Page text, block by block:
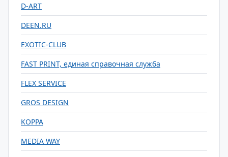
D-ART
DEEN.RU
EXOTIC-CLUB
FAST PRINT, единая справочная служба
FLEX SERVICE
GROS DESIGN
KOPPA
MEDIA WAY